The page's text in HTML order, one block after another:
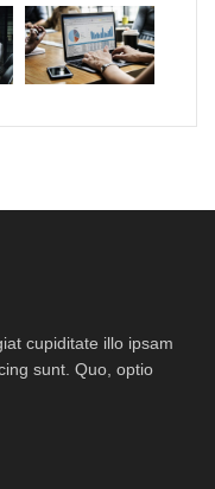
cupiditate illo ipsam
sunt. Quo, optio